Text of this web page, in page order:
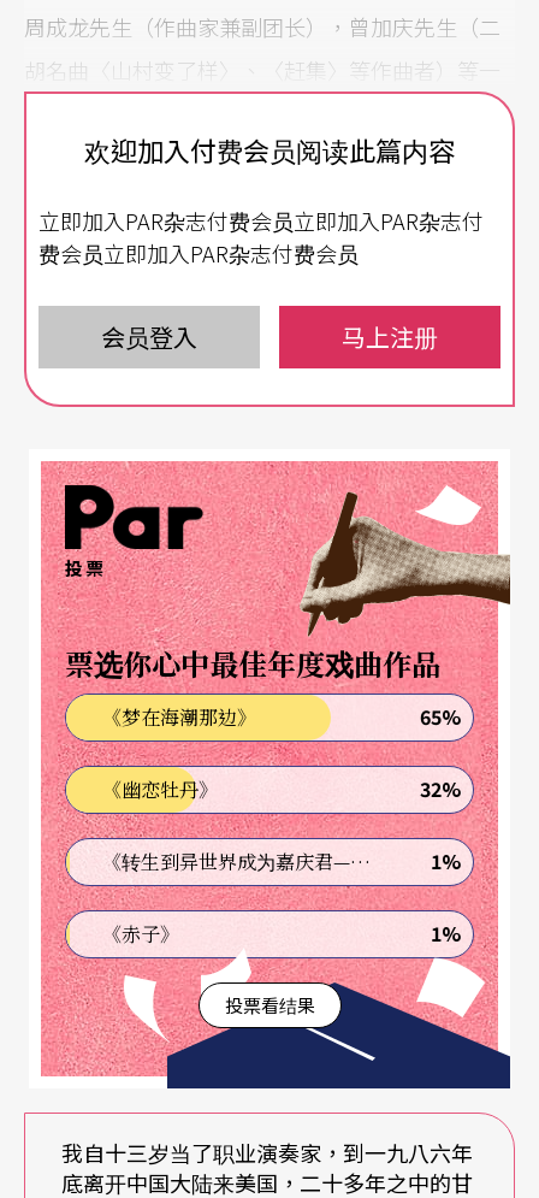
周成龙先生（作曲家兼副团长），曾加庆先生（二
胡名曲〈山村变了样〉、〈赶集〉等作曲者）等一
块吃饭。谈话之中各人充满著对国乐现状的不满，
但又那么富于信心。他们说起，近些年来国乐受到
得脆弱不堪。他们举了个例子，比如说上海民族乐
合成一台精彩节目，结果总共才来了二成观众。上
海音乐厅领导说：你们今后最好少来表演，你们多
来，我们营利很少，职工发不出奖金，那我们没法
过日子……。民族乐团的大师们哑然。此时还能说
什么？我到后不几日，由民族乐团筹备数月的一场
重量级音乐会在交通大学举办，还是这几位大师出
场，那次总算观众坐了一大半。我悄然地进场，看
到记者们忙前忙后，电视录相机紧张地现场录影，
但遗憾的是，节目的质量并不如八十年代了。好几
个演奏者还不时地探头看台下呢。过后我与兪逊发
几位朋友宵夜中问起，为什么演出时大家似乎都没
安下心神来，显得什么都无所谓？兪说：「现在大
家的心思已不在事业上了。好的走了不少。你，王
昌元、简白墉都离团去美国、香港，年轻好的走了
一批。留下的人首先应付的不是练琴、演出，而是
要设法赚到能应付日益飞涨的生活费用。」我也为
之感叹。一级演员每月的薪水是二百元人民币，加
上所有生活津贴，才三百元左右。而一家以三口计
的家庭每月最基本开销就要花七、八百元以上。闵
惠芬是位强人，我心底佩服她。她坚强地与病魔缠
欢迎加入付费会员阅读此篇内容
立即加入PAR杂志付费会员立即加入PAR杂志付
费会员立即加入PAR杂志付费会员
会员登入 马上注册
投票
票选你心中最佳年度戏曲作品
《梦在海潮那边》 65%
《幽恋牡丹》 32%
《转生到异世界成为嘉庆君—发现我的祖先是诈骗集团!?》 1%
《赤子》 1%
投票看结果
我自十三岁当了职业演奏家，到一九八六年
底离开中国大陆来美国，二十多年之中的甘